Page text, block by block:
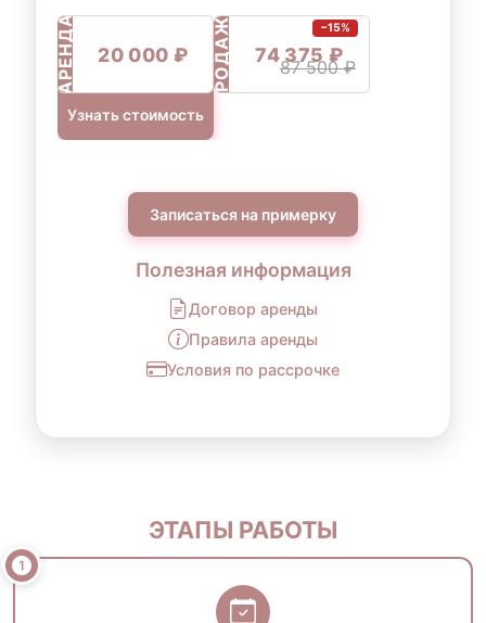
АРЕНДА 20 000 ₽
Узнать стоимость
ПРОДАЖА −15%
74 375 ₽
87 500 ₽
Записаться на примерку
Полезная информация
Договор аренды
Правила аренды
Условия по рассрочке
ЭТАПЫ РАБОТЫ